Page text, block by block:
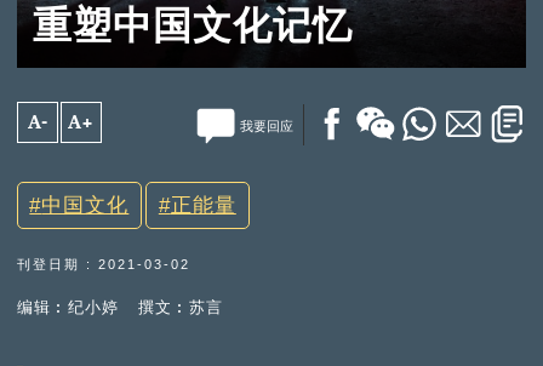
重塑中国文化记忆
A- A+ 我要回应
中国文化 正能量
刊登日期 : 2021-03-02
编辑︰纪小婷 撰文︰苏言